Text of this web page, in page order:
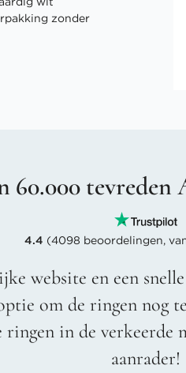
zonder
60.000
4.4 (4098 beoordelingen,
website en een
om de ringen nog
ringen in de verkeerde
aanrader!